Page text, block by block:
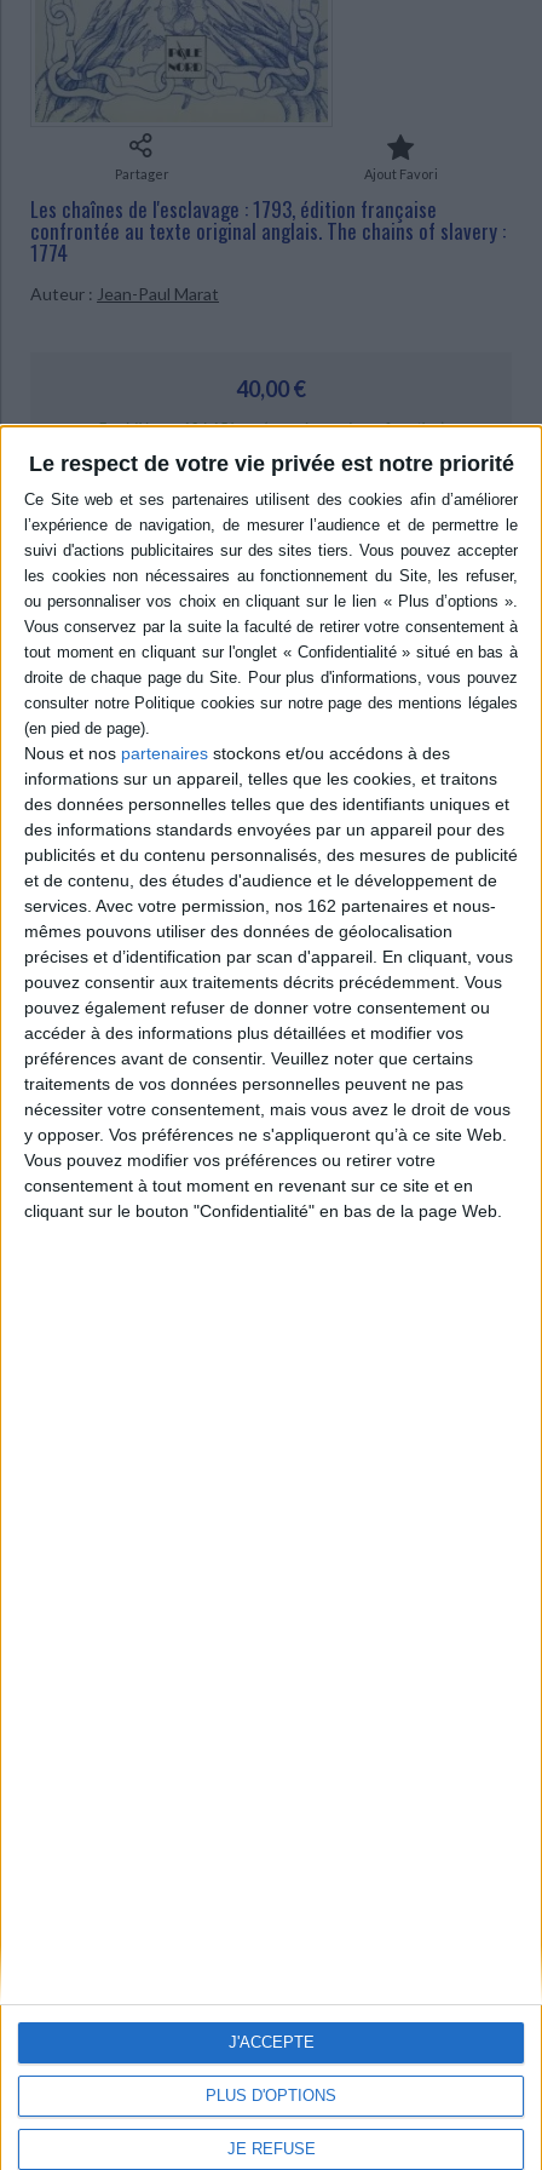
Le respect de votre vie privée est notre priorité
Nous et nos partenaires stockons et/ou accédons à des
informations sur un appareil, telles que les cookies, et traitons
des données personnelles telles que des identifiants uniques et
des informations standards envoyées par un appareil pour des
publicités et du contenu personnalisés, des mesures de publicité
et de contenu, des études d'audience et le développement de
services. Avec votre permission, nos 162 partenaires et nous-
mêmes pouvons utiliser des données de géolocalisation
précises et d’identification par scan d'appareil. En cliquant, vous
pouvez consentir aux traitements décrits précédemment. Vous
pouvez également refuser de donner votre consentement ou
accéder à des informations plus détaillées et modifier vos
préférences avant de consentir. Veuillez noter que certains
traitements de vos données personnelles peuvent ne pas
nécessiter votre consentement, mais vous avez le droit de vous
y opposer. Vos préférences ne s'appliqueront qu’à ce site Web.
Vous pouvez modifier vos préférences ou retirer votre
consentement à tout moment en revenant sur ce site et en
cliquant sur le bouton "Confidentialité" en bas de la page Web.
PLUS D'OPTIONS
JE REFUSE
J'ACCEPTE
CHARGEMENT...
Bibliothèque de la Pléiade
Classiques scolaires Littérature ancienne et médiévale
Littérature de voyage
Littérature en version originale Humour
Ecologie - Environnement
Histoire de France
Histoire - Généralités
Histoire ancienne Géographie
Culture scientifique
Danse
Partager Ajout Favori
Les chaînes de l'esclavage : 1793, édition française
confrontée au texte original anglais. The chains of slavery :
1774
Auteur : Jean-Paul Marat
40,00 €
Expédié sous 10 à 15 jours (sous réserve de confirmation)
AJOUTER AU PANIER
Livraison à partir de 0,01 €
-5 %Retrait en magasin avec la carte Mollat
en savoir plus
Résumé
Edition de la première version en anglais de l'essai de Marat et de
l'adaptation française qu'il en fit plus tard. Elle illustre la réflexion
philosophique et politique de l'auteur autour du despotisme. ©Electre
Fiche Technique
Paru le :15/01/1995
Thématique :
Révolution Française
Auteur(s) :Auteur :Jean-Paul Marat
Éditeur(s) :Pôle Nord
Collection(s) : Non précisé.
Contributeur(s) :Editeur scientifique (ou intellectuel) : Charlotte Goëtz -
Editeur scientifique (ou intellectuel) : Jacques De Cock
Série(s) :Non précisé.
ISBN : Non précisé.
EAN13 : 9782930040110
Reliure :Broché
Pages :4663
Cercle de la librairie
Contact
Librairie Mollat
15 rue Vital-Carles
Horaires
Du lundi au samedi de 10h à 20h et
tous les dimanches de 14h à 19h